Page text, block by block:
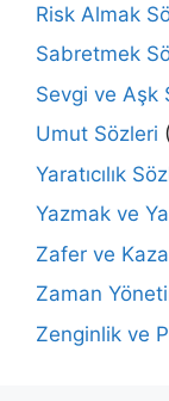
Risk Almak
Sabretmek
Sevgi ve Aşk
Umut Sözleri
Yaratıcılık
Yazmak ve
Zafer ve
Zaman
Zenginlik ve